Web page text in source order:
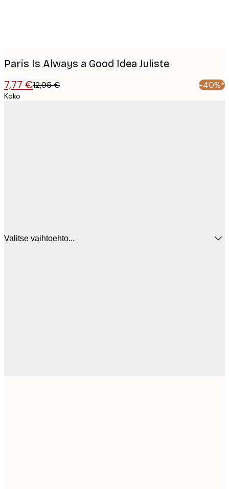
Paris Is Always a Good Idea Juliste
7,77 €12,95 € -40%*
Koko
Valitse vaihtoehto...